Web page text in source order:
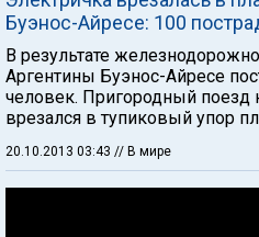
Буэнос-Айресе: 100
В результате
Аргентины Буэнос-Айресе
человек. Пригородный поезд
врезался в тупиковый упор
20.10.2013 03:43 // В мире